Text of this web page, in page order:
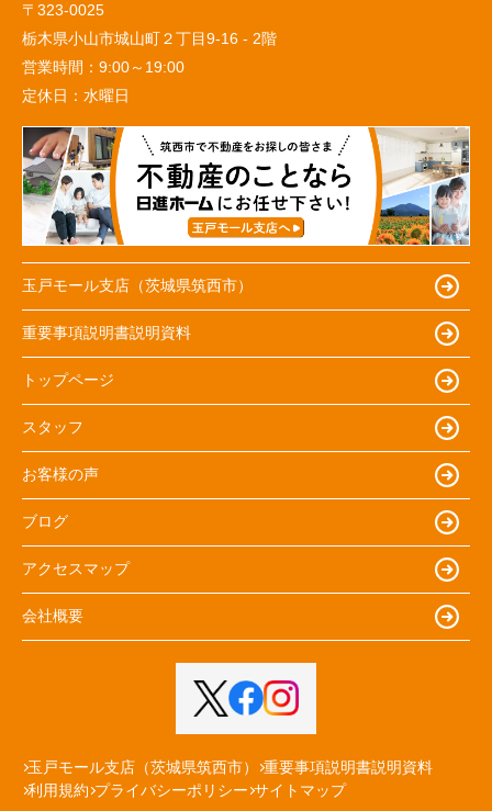
〒323-0025
栃木県小山市城山町２丁目9-16 - 2階
営業時間： 9:00～19:00
定休日： 水曜日
玉戸モール支店（茨城県筑西市）
重要事項説明書説明資料
トップページ
スタッフ
お客様の声
ブログ
アクセスマップ
会社概要
玉戸モール支店（茨城県筑西市）
重要事項説明書説明資料
利用規約 プライバシーポリシー サイトマップ